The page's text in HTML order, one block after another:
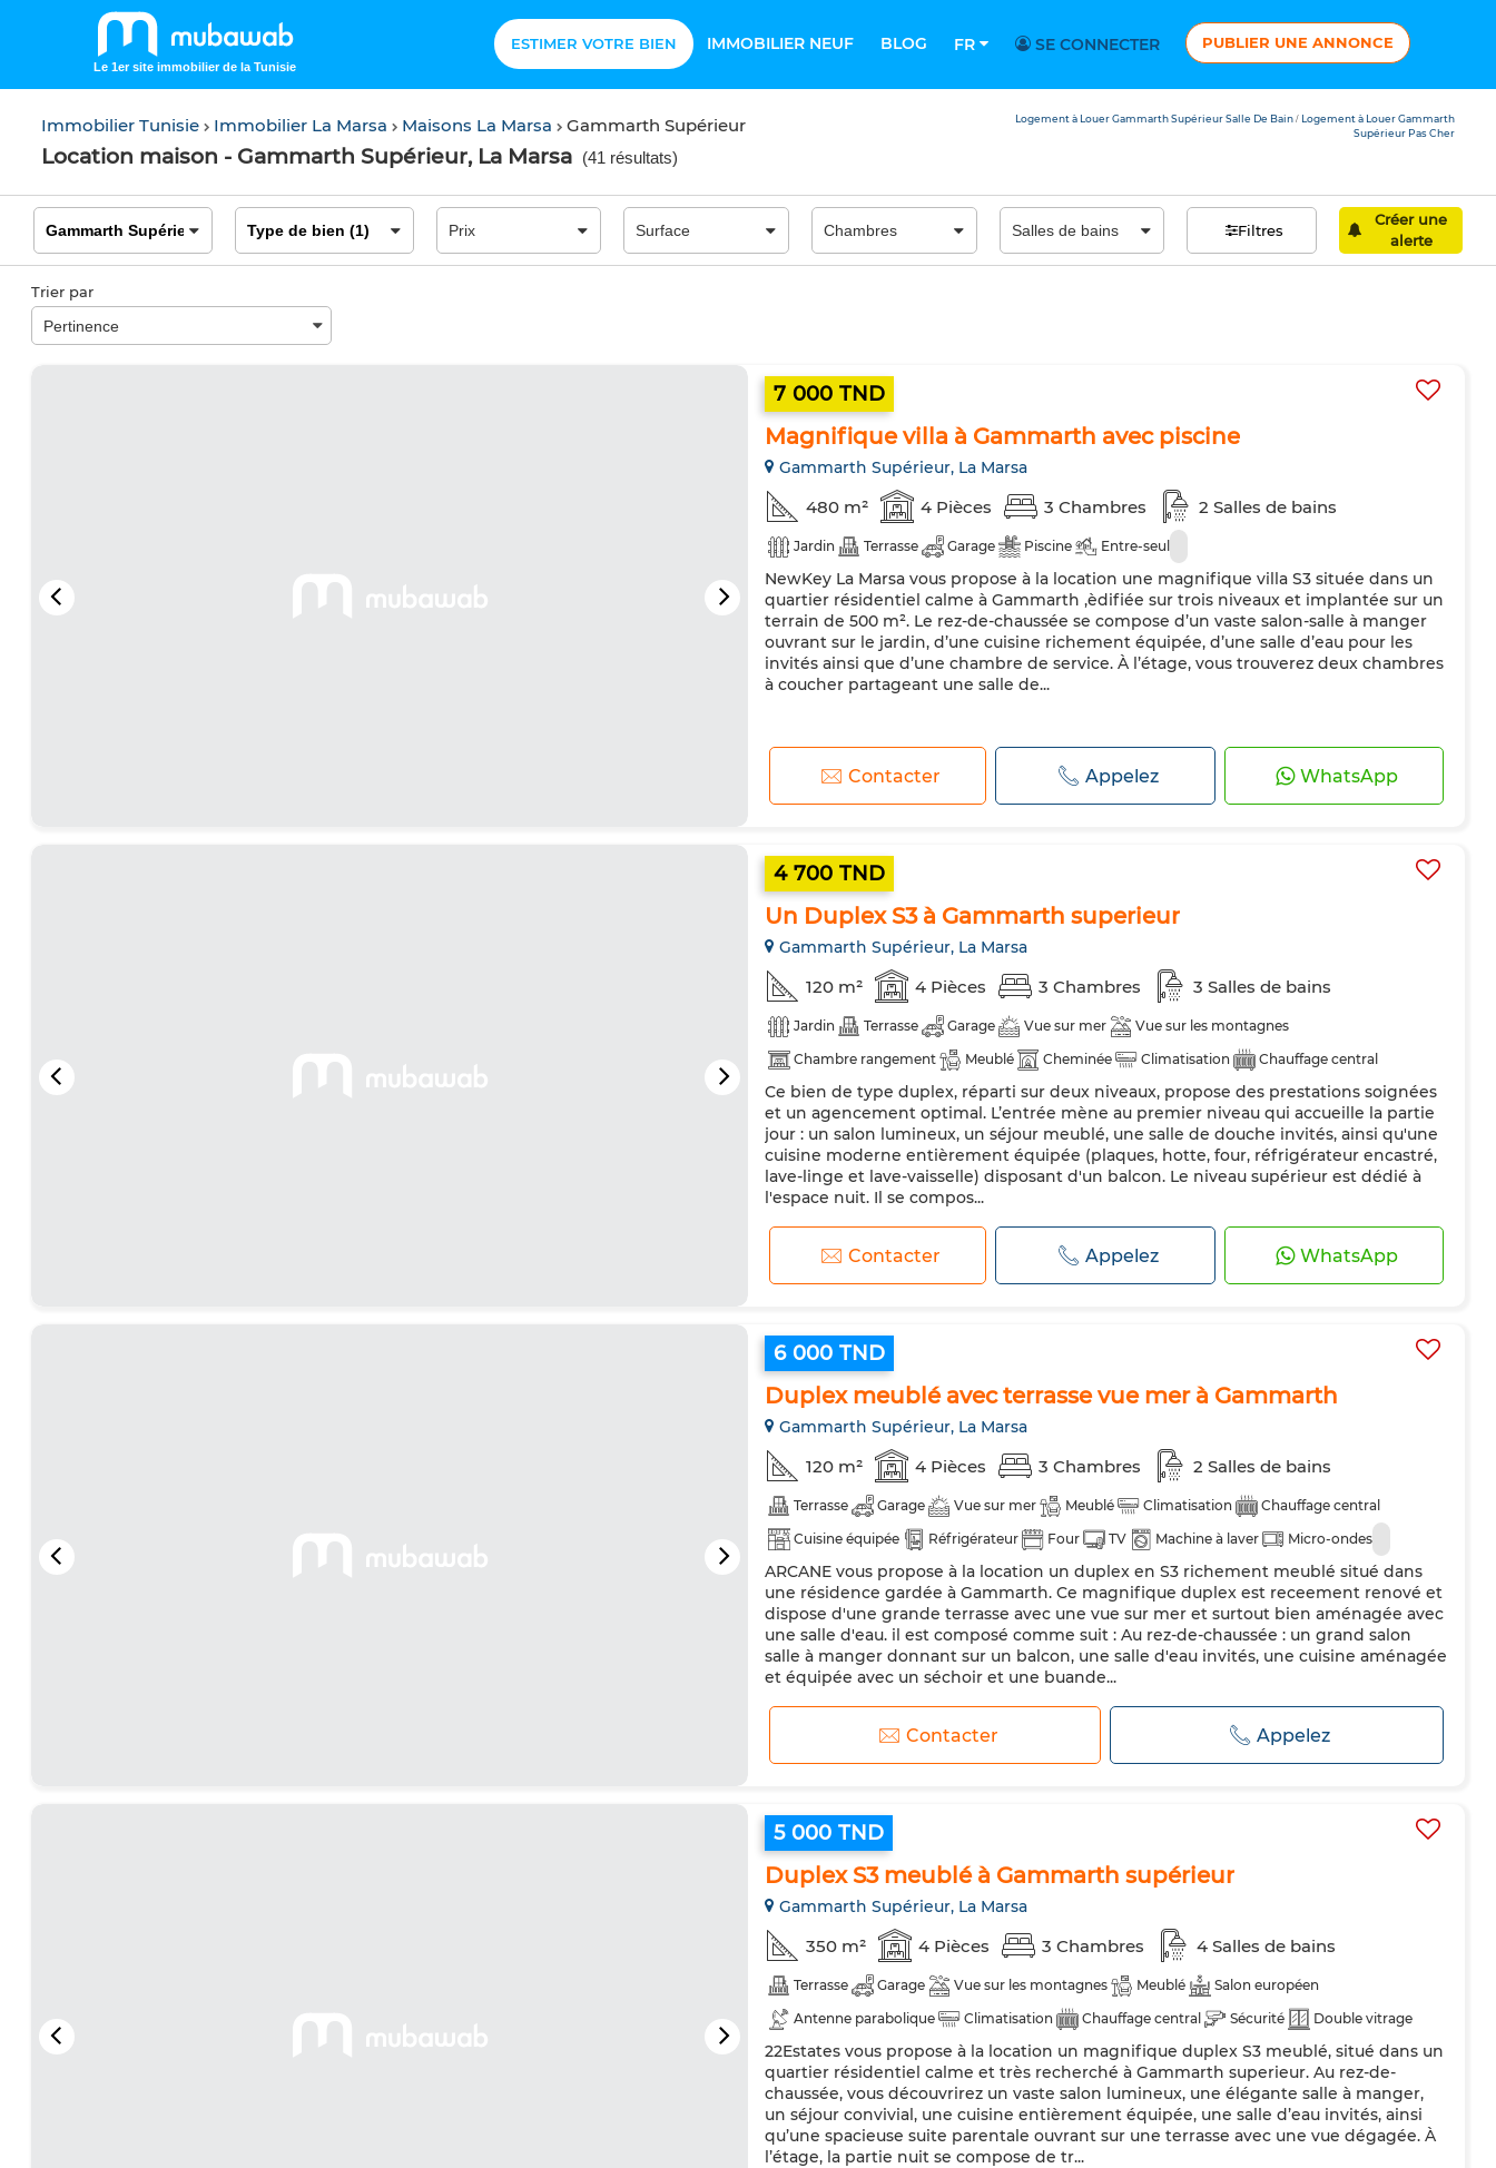
Le 1er site immobilier de la Tunisie
ESTIMER VOTRE BIEN IMMOBILIER NEUF BLOG FR SE CONNECTER PUBLIER UNE ANNONCE
Immobilier Tunisie Immobilier La Marsa Maisons La Marsa Gammarth Supérieur
Location maison - Gammarth Supérieur, La Marsa (41 résultats)
Logement à Louer Gammarth Supérieur Salle De Bain / Logement à Louer Gammarth
Supérieur Pas Cher
Filtres
Créer une
alerte
Trier par
7 000 TND
Magnifique villa à Gammarth avec piscine
Gammarth Supérieur, La Marsa
480 m² 4 Pièces 3 Chambres 2 Salles de bains
Jardin Terrasse Garage Piscine Entre-seul
NewKey La Marsa vous propose à la location une magnifique villa S3 située dans un
quartier résidentiel calme à Gammarth ,èdifiée sur trois niveaux et implantée sur un
terrain de 500 m². Le rez-de-chaussée se compose d’un vaste salon-salle à manger
ouvrant sur le jardin, d’une cuisine richement équipée, d’une salle d’eau pour les
invités ainsi que d’une chambre de service. À l’étage, vous trouverez deux chambres
à coucher partageant une salle de...
Contacter Appelez WhatsApp
4 700 TND
Un Duplex S3 à Gammarth superieur
Gammarth Supérieur, La Marsa
120 m² 4 Pièces 3 Chambres 3 Salles de bains
Jardin Terrasse Garage Vue sur mer
Vue sur les montagnes
Chambre rangement
Meublé Cheminée Climatisation
Chauffage central
Double vitrage
Cuisine équipée Réfrigérateur Four TV
Machine à laver
Micro-ondes
Internet
Ce bien de type duplex, réparti sur deux niveaux, propose des prestations soignées
et un agencement optimal. L’entrée mène au premier niveau qui accueille la partie
jour : un salon lumineux, un séjour meublé, une salle de douche invités, ainsi qu'une
cuisine moderne entièrement équipée (plaques, hotte, four, réfrigérateur encastré,
lave-linge et lave-vaisselle) disposant d'un balcon. Le niveau supérieur est dédié à
l'espace nuit. Il se compos...
Contacter Appelez WhatsApp
6 000 TND
Duplex meublé avec terrasse vue mer à Gammarth
Gammarth Supérieur, La Marsa
120 m² 4 Pièces 3 Chambres 2 Salles de bains
Terrasse Garage Vue sur mer Meublé Climatisation
Chauffage central
Cuisine équipée
Réfrigérateur Four TV Machine à laver Micro-ondes
ARCANE vous propose à la location un duplex en S3 richement meublé situé dans
une résidence gardée à Gammarth. Ce magnifique duplex est receement renové et
dispose d'une grande terrasse avec une vue sur mer et surtout bien aménagée avec
une salle d'eau. il est composé comme suit : Au rez-de-chaussée : un grand salon
salle à manger donnant sur un balcon, une salle d'eau invités, une cuisine aménagée
et équipée avec un séchoir et une buande...
Contacter Appelez
5 000 TND
Duplex S3 meublé à Gammarth supérieur
Gammarth Supérieur, La Marsa
350 m² 4 Pièces 3 Chambres 4 Salles de bains
Terrasse Garage Vue sur les montagnes Meublé
Salon européen
Antenne parabolique
Climatisation Chauffage central Sécurité
Double vitrage
Porte blindée
Cuisine équipée Réfrigérateur Four TV
Machine à laver
Micro-ondes
Internet Animaux domestiques autorisés
22Estates vous propose à la location un magnifique duplex S3 meublé, situé dans un
quartier résidentiel calme et très recherché à Gammarth superieur. Au rez-de-
chaussée, vous découvrirez un vaste salon lumineux, une élégante salle à manger,
un séjour convivial, une cuisine entièrement équipée, une salle d’eau invités, ainsi
qu’une spacieuse suite parentale ouvrant sur une terrasse avec une vue dégagée. À
l’étage, la partie nuit se compose de tr...